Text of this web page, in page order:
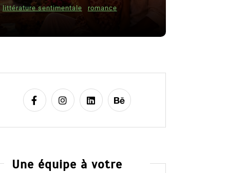
littérature sentimentale romance
Une équipe à votre